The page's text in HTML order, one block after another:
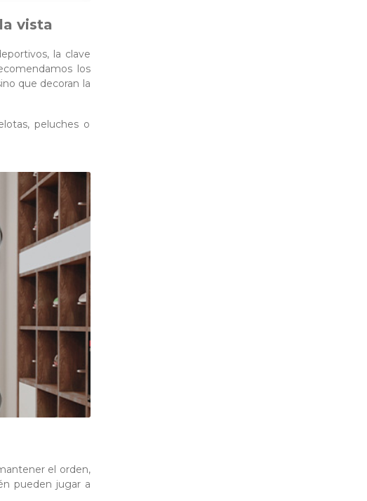
vista
la clave
los
que decoran la
peluches o
el orden,
pueden jugar a